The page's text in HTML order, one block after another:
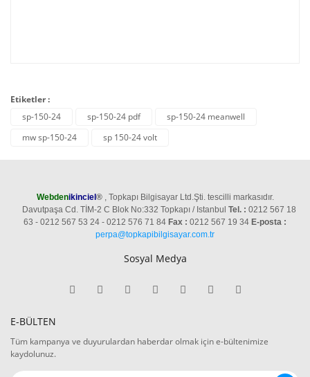
Etiketler :
sp-150-24
sp-150-24 pdf
sp-150-24 meanwell
mw sp-150-24
sp 150-24 volt
Webdenikinciel ®, Topkapı Bilgisayar Ltd.Şti. tescilli markasıdır.
Davutpaşa Cd. TİM-2 C Blok No:332 Topkapı / Istanbul Tel. : 0212 567 18
63 - 0212 567 53 24 - 0212 576 71 84 Fax : 0212 567 19 34 E-posta :
perpa@topkapibilgisayar.com.tr
Sosyal Medya
E-BÜLTEN
Tüm kampanya ve duyurulardan haberdar olmak için e-bültenimize
kaydolunuz.